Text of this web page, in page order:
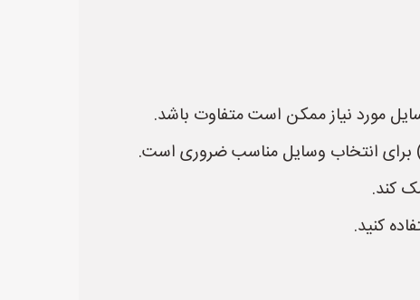
مورد نیاز ممکن است متفاوت باشد.
برای انتخاب وسایل مناسب ضروری است.
کند.
کنید.